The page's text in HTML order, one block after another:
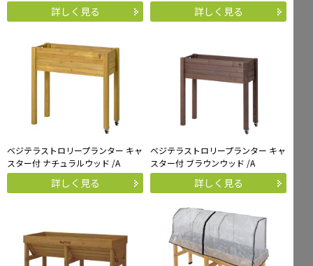
詳しく見る 詳しく見る
ベジテラストロリープランター キャ
スター付 ナチュラルウッド /A
詳しく見る
ベジテラストロリープランター キャ
スター付 ブラウンウッド /A
詳しく見る